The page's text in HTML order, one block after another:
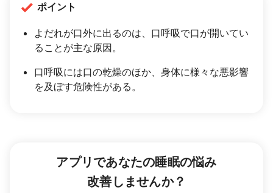
ポイント
よだれが口外に出るのは、口呼吸で口が開いてい
ることが主な原因。
口呼吸には口の乾燥のほか、身体に様々な悪影響
を及ぼす危険性がある。
アプリであなたの睡眠の悩み
改善しませんか？